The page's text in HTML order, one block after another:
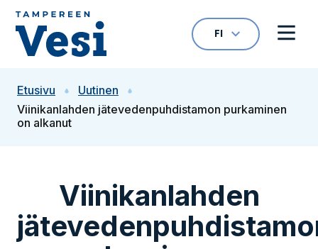
Siirry sisältöön
VALITTU KIELI:
FI
Avaa
Etusivu
Uutinen
Viinikanlahden jätevedenpuhdistamon purkaminen
on alkanut
Viinikanlahden